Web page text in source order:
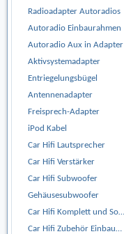
Radioadapter Autoradios
Autoradio Einbaurahmen
Autoradio Aux in Adapter
Aktivsystemadapter
Entriegelungsbügel
Antennenadapter
Freisprech-Adapter
iPod Kabel
Car Hifi Lautsprecher
Car Hifi Verstärker
Car Hifi Subwoofer
Gehäusesubwoofer
Car Hifi Komplett und Sonderangebote
Car Hifi Zubehör Einbaumaterial